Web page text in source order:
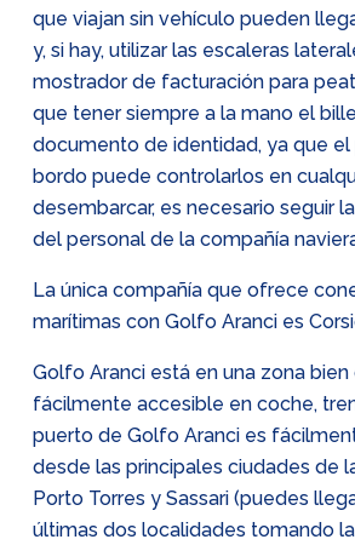
que viajan sin vehículo pueden
y, si hay, utilizar las escaleras
mostrador de facturación para
que tener siempre a la mano el
documento de identidad, ya que el
bordo puede controlarlos en
desembarcar, es necesario seguir
del personal de la compañía
La única compañía que ofrece
marítimas con Golfo Aranci es
Golfo Aranci está en una zona
fácilmente accesible en coche,
puerto de Golfo Aranci es
desde las principales ciudades de
Porto Torres y Sassari (puedes
últimas dos localidades tomando